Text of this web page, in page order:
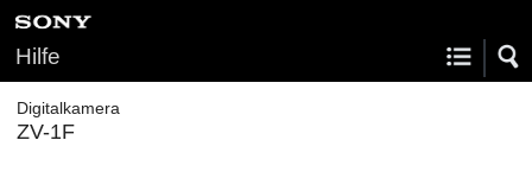
Hilfe
Digitalkamera
ZV-1F